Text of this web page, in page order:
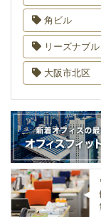
角ビル
リーズナブル
大阪市北区